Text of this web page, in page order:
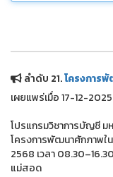
ลำดับ 21.โครงการ
เผยแพร่เมื่อ 17-12-
โปรแกรมวิชาการบัญชี ม
โครงการพัฒนาศักภาพใน
2568 เวลา
แม่สอด